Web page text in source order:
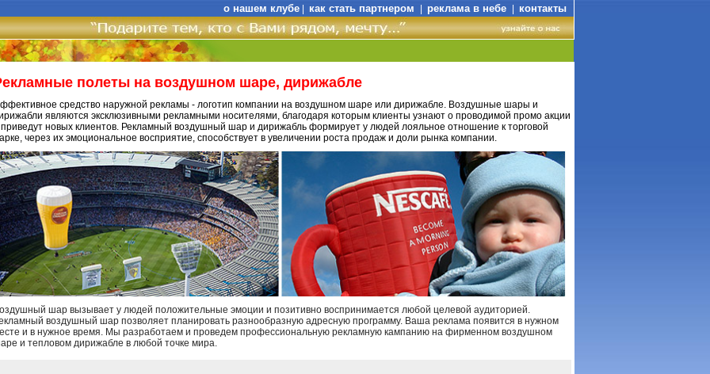
о нашем клубе как стать партнером реклама в небе контакты
полеты на воздушном шаре, дирижабле
средство наружной рекламы - логотип компании на воздушном шаре или дирижабле. Воздушные шары и
являются эксклюзивными рекламными носителями, благодаря которым клиенты узнают о проводимой промо акции
новых клиентов. Рекламный воздушный шар и дирижабль формирует у людей лояльное отношение к торговой
через их эмоциональное восприятие, способствует в увеличении роста продаж и доли рынка компании.
шар вызывает у людей положительные эмоции и позитивно воспринимается любой целевой аудиторией.
воздушный шар позволяет планировать разнообразную адресную программу. Ваша реклама появится в нужном
и в нужное время. Мы разработаем и проведем профессиональную рекламную кампанию на фирменном воздушном
и тепловом дирижабле в любой точке мира.